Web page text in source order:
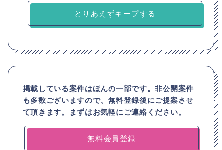
とりあえずキープする
掲載している案件はほんの一部です。非公開案件
も多数ございますので、無料登録後にご提案させ
て頂きます。まずはお気軽にご連絡ください。
無料会員登録